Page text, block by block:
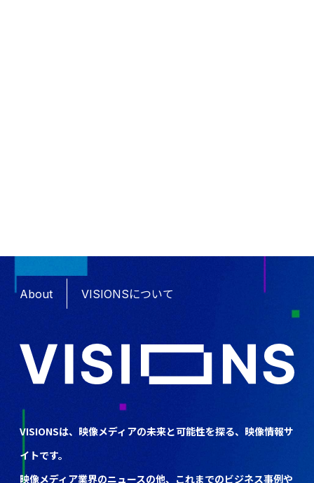
About VISIONSについて
VISIONSは、映像メディアの未来と可能性を探る、映像情報サ
イトです。
映像メディア業界のニュースの他、これまでのビジネス事例や